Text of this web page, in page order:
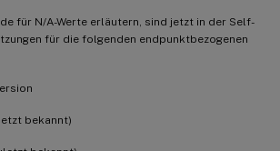
für N/A-Werte erläutern, sind jetzt in der Self-
für die folgenden endpunktbezogenen
bekannt)